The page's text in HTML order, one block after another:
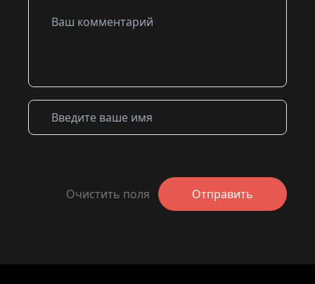
Очистить поля Отправить